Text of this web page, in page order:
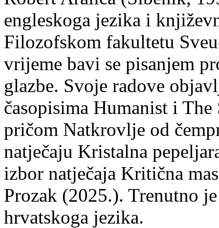
engleskoga jezika i
Filozofskom fakultetu
vrijeme bavi se pisanjem
glazbe. Svoje radove
časopisima Humanist i
pričom Natkrovlje od
natječaju Kristalna
izbor natječaja Kritična
Prozak (2025.). Trenutno
hrvatskoga jezika.